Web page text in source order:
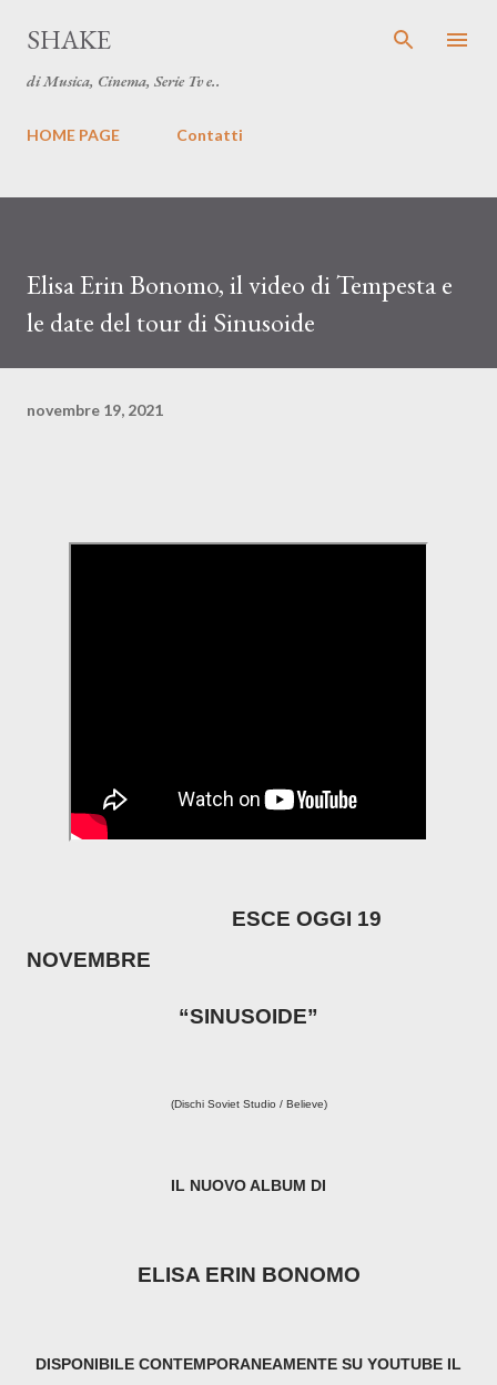
SHAKE
di Musica, Cinema, Serie Tv e..
HOME PAGE Contatti
Elisa Erin Bonomo, il video di Tempesta e
le date del tour di Sinusoide
novembre 19, 2021
ESCE OGGI 19
NOVEMBRE
“SINUSOIDE”
(Dischi Soviet Studio / Believe)
IL NUOVO ALBUM DI
ELISA ERIN BONOMO
DISPONIBILE CONTEMPORANEAMENTE SU YOUTUBE IL